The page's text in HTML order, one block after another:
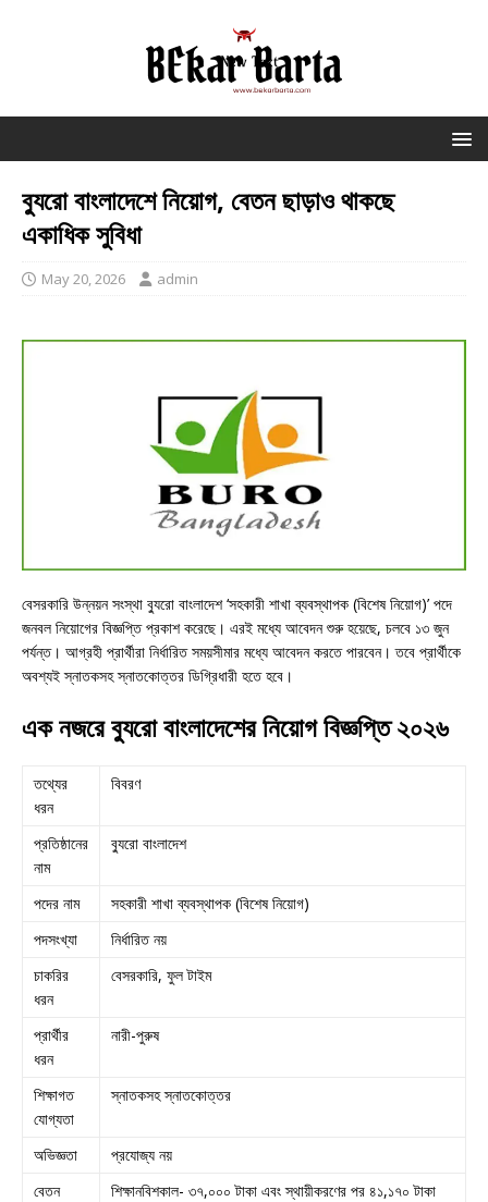
ব্যুরো বাংলাদেশে নিয়োগ, বেতন ছাড়াও থাকছে
একাধিক সুবিধা
May 20, 2026 admin
বেসরকারি উন্নয়ন সংস্থা ব্যুরো বাংলাদেশ ‘সহকারী শাখা ব্যবস্থাপক (বিশেষ নিয়োগ)’ পদে
জনবল নিয়োগের বিজ্ঞপ্তি প্রকাশ করেছে। এরই মধ্যে আবেদন শুরু হয়েছে, চলবে ১৩ জুন
পর্যন্ত। আগ্রহী প্রার্থীরা নির্ধারিত সময়সীমার মধ্যে আবেদন করতে পারবেন। তবে প্রার্থীকে
অবশ্যই স্নাতকসহ স্নাতকোত্তর ডিগ্রিধারী হতে হবে।
এক নজরে ব্যুরো বাংলাদেশের নিয়োগ বিজ্ঞপ্তি ২০২৬
তথ্যের
ধরন
বিবরণ
প্রতিষ্ঠানের
নাম
ব্যুরো বাংলাদেশ
পদের নাম
সহকারী শাখা ব্যবস্থাপক (বিশেষ নিয়োগ)
পদসংখ্যা
নির্ধারিত নয়
চাকরির
ধরন
বেসরকারি, ফুল টাইম
প্রার্থীর
ধরন
নারী-পুরুষ
শিক্ষাগত
যোগ্যতা
স্নাতকসহ স্নাতকোত্তর
অভিজ্ঞতা
প্রযোজ্য নয়
বেতন
শিক্ষানবিশকাল- ৩৭,০০০ টাকা এবং স্থায়ীকরণের পর ৪১,১৭০ টাকা